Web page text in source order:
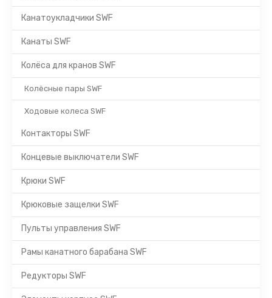
Канатоукладчики SWF
Канаты SWF
Колёса для кранов SWF
Колёсные пары SWF
Ходовые колеса SWF
Контакторы SWF
Концевые выключатели SWF
Крюки SWF
Крюковые защелки SWF
Пульты управления SWF
Рамы канатного барабана SWF
Редукторы SWF